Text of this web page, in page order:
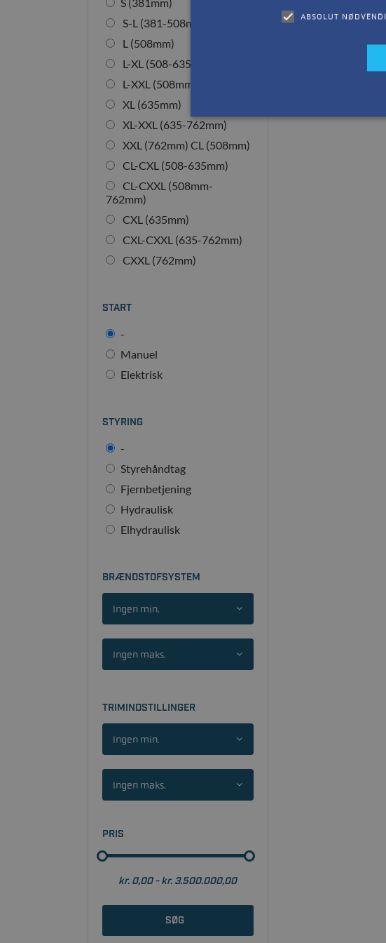
S-L (381-508mm)
L (508mm)
L-XL (508-635mm)
L-XXL (508mm-762mm)
XL (635mm)
XL-XXL (635-762mm)
XXL (762mm) CL (508mm)
CL-CXL (508-635mm)
CL-CXXL (508mm-
762mm)
CXL (635mm)
CXL-CXXL (635-762mm)
CXXL (762mm)
START
-
Manuel
Elektrisk
STYRING
-
Styrehåndtag
Fjernbetjening
Hydraulisk
Elhydraulisk
BRÆNDSTOFSYSTEM
Ingen min.
Ingen maks.
TRIMINDSTILLINGER
Ingen min.
Ingen maks.
PRIS
SØG
ABSOLUT